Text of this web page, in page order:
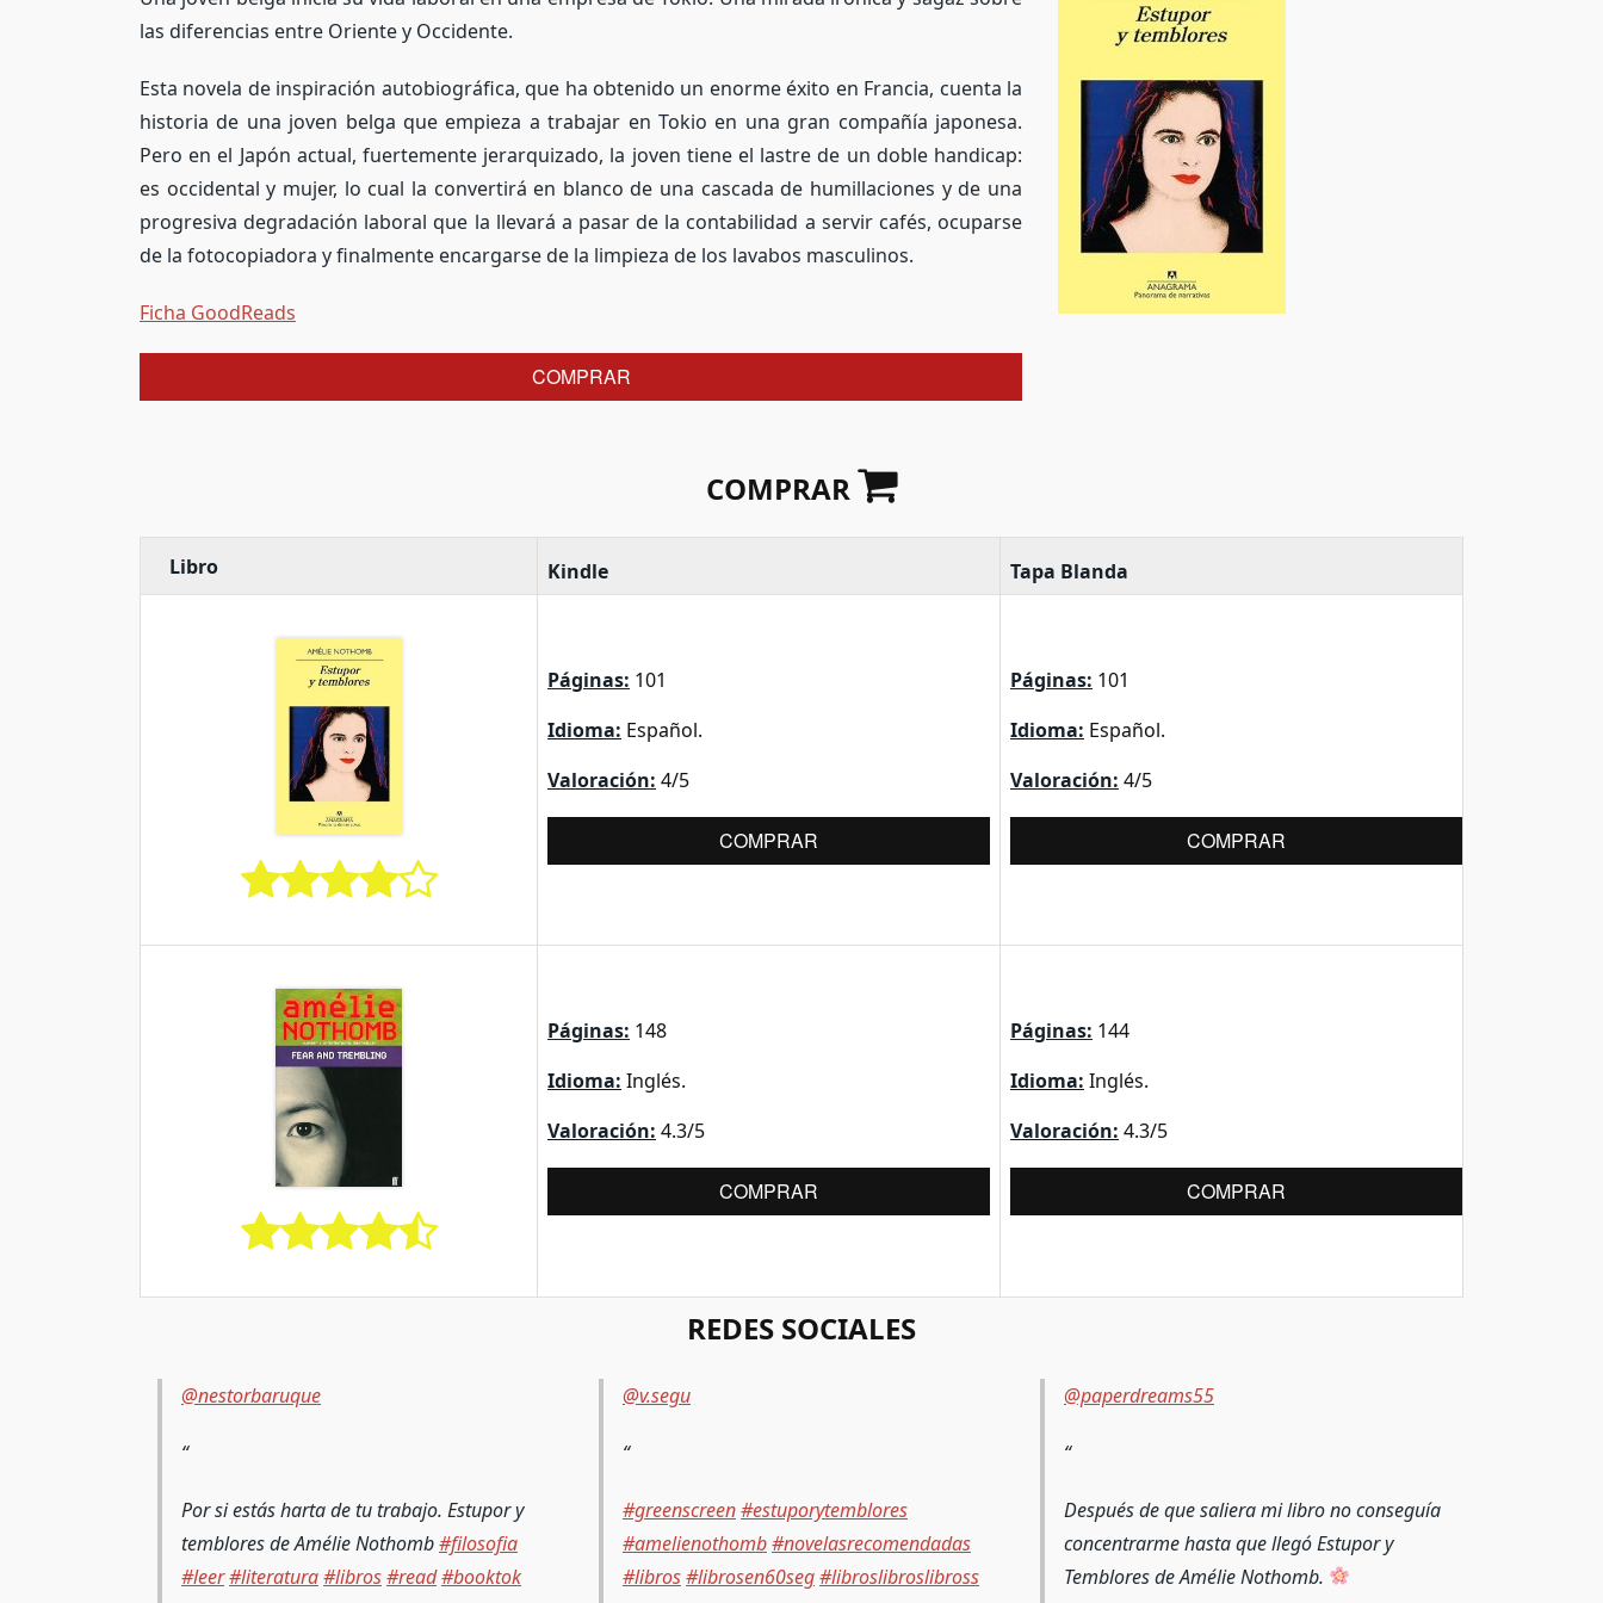
las diferencias entre Oriente y Occidente.
Esta novela de inspiración autobiográfica, que ha obtenido un enorme éxito en Francia, cuenta la
historia de una joven belga que empieza a trabajar en Tokio en una gran compañía japonesa.
Pero en el Japón actual, fuertemente jerarquizado, la joven tiene el lastre de un doble handicap:
es occidental y mujer, lo cual la convertirá en blanco de una cascada de humillaciones y de una
progresiva degradación laboral que la llevará a pasar de la contabilidad a servir cafés, ocuparse
de la fotocopiadora y finalmente encargarse de la limpieza de los lavabos masculinos.
Ficha GoodReads
COMPRAR
COMPRAR
Libro Kindle Tapa Blanda
Páginas: 101
Idioma: Español.
Valoración: 4/5
COMPRAR
Páginas: 101
Idioma: Español.
Valoración: 4/5
COMPRAR
Páginas: 148
Idioma: Inglés.
Valoración: 4.3/5
COMPRAR
Páginas: 144
Idioma: Inglés.
Valoración: 4.3/5
COMPRAR
REDES SOCIALES
@nestorbaruque
Por si estás harta de tu trabajo. Estupor y
temblores de Amélie Nothomb#filosofia
#leer#literatura#libros#read#booktok
@v.segu
#greenscreen#estuporytemblores
#amelienothomb#novelasrecomendadas
#libros#librosen60seg#libroslibroslibross
@paperdreams55
Después de que saliera mi libro no conseguía
concentrarme hasta que llegó Estupor y
Temblores de Amélie Nothomb.